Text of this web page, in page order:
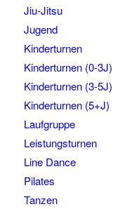
Jiu-Jitsu
Jugend
Kinderturnen
Kinderturnen (0-3J)
Kinderturnen (3-5J)
Kinderturnen (5+J)
Laufgruppe
Leistungsturnen
Line Dance
Pilates
Tanzen